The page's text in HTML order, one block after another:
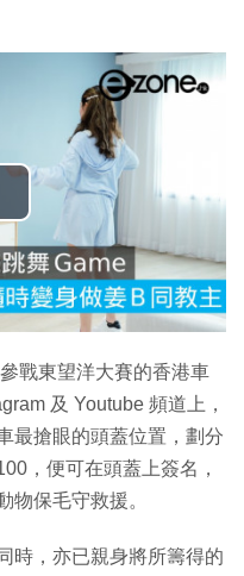
戰東望洋大賽的香港車
及 Youtube 頻道上，
最搶眼的頭蓋位置，劃分
，便可在頭蓋上簽名，
物保毛守救援。
時，亦已親身將所籌得的